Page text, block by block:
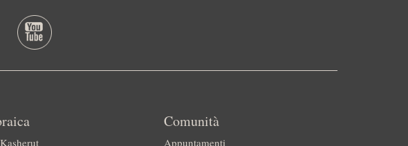
Comunità
Appuntamenti